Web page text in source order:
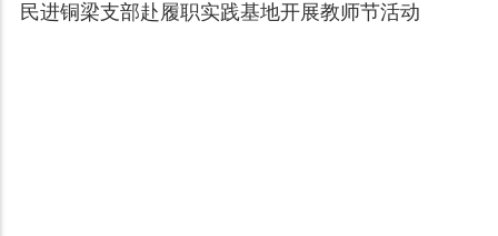
民进铜梁支部赴履职实践基地开展教师节活动